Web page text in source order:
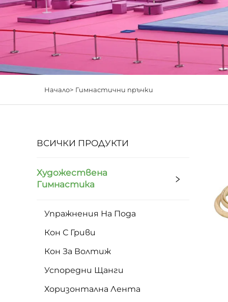
Начало> Гимнастични пръчки
ВСИЧКИ ПРОДУКТИ
Художествена
Гимнастика
Упражнения На Пода
Кон С Гриви
Кон За Волтиж
Успоредни Щанги
Хоризонтална Лента